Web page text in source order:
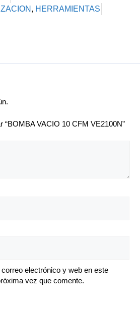
, HERRAMIENTAS
“BOMBA VACIO 10 CFM VE2100N”
electrónico y web en este
vez que comente.